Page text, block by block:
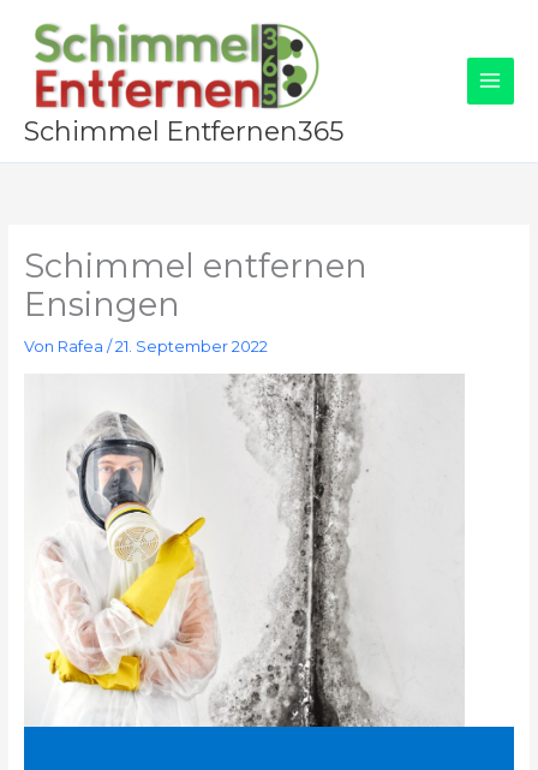
Inhalt
springen
Schimmel Entfernen365
Schimmel entfernen
Ensingen
Von Rafea /21. September 2022